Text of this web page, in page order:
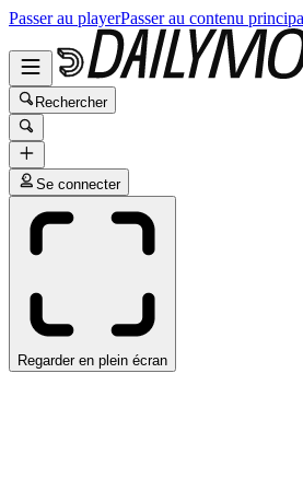
Passer au playerPasser au contenu
Rechercher
Se connecter
Regarder en plein écran